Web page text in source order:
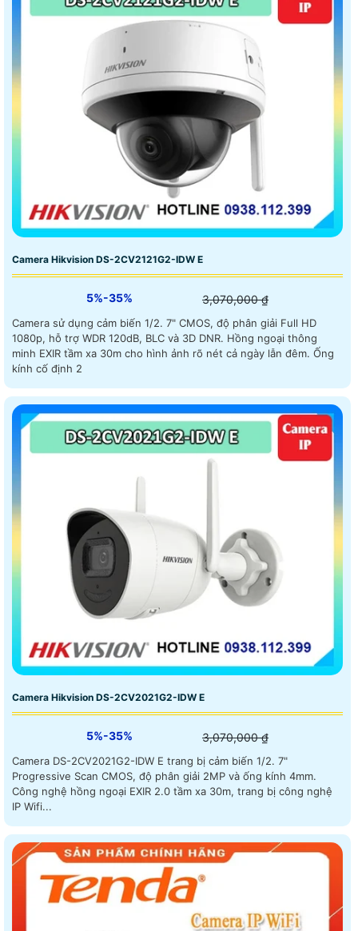
Camera Hikvision DS-2CV2121G2-IDW E
5%-35% 3,070,000 ₫
Camera sử dụng cảm biến 1/2. 7" CMOS, độ phân giải Full HD
1080p, hỗ trợ WDR 120dB, BLC và 3D DNR. Hồng ngoại thông
minh EXIR tầm xa 30m cho hình ảnh rõ nét cả ngày lẫn đêm. Ống
kính cố định 2
Camera Hikvision DS-2CV2021G2-IDW E
5%-35% 3,070,000 ₫
Camera DS-2CV2021G2-IDW E trang bị cảm biến 1/2. 7"
Progressive Scan CMOS, độ phân giải 2MP và ống kính 4mm.
Công nghệ hồng ngoại EXIR 2.0 tầm xa 30m, trang bị công nghệ
IP Wifi...